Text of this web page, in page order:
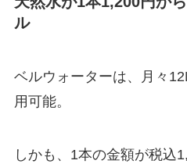
ル
ベルウォーターは、月々
用可能。
しかも、1本の金額が税込